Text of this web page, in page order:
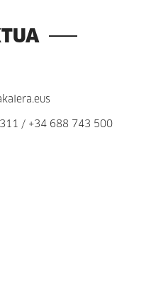
/ +34 688 743 500